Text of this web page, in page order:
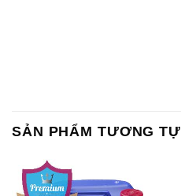
SẢN PHẨM TƯƠNG TỰ